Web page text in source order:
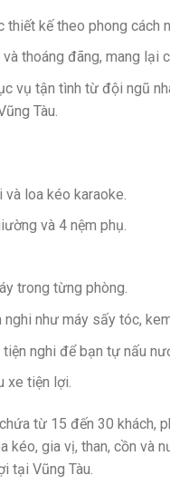
kế theo phong cách
thoáng đãng, mang lại
vụ tận tình từ đội ngũ
Tàu.
loa kéo karaoke.
và 4 nệm phụ.
trong từng phòng.
như máy sấy tóc,
nghi để bạn tự nấu
xe tiện lợi.
từ 15 đến 30 khách,
kéo, gia vị, than, cồn và
tại Vũng Tàu.